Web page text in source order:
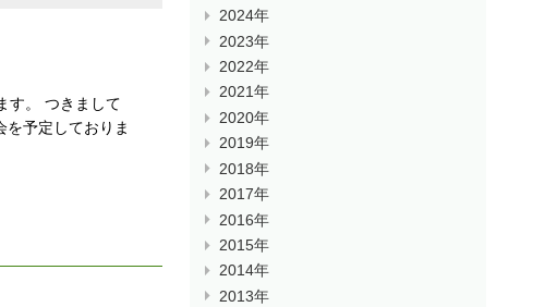
す。 つきまして
予定しておりま
2024年
2023年
2022年
2021年
2020年
2019年
2018年
2017年
2016年
2015年
2014年
2013年